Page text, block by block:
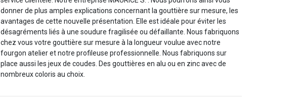
donner de plus amples explications concernant la gouttière sur mesure, les
avantages de cette nouvelle présentation. Elle est idéale pour éviter les
désagréments liés à une soudure fragilisée ou défaillante. Nous fabriquons
chez vous votre gouttière sur mesure à la longueur voulue avec notre
fourgon atelier et notre profileuse professionnelle. Nous fabriquons sur
place aussi les jeux de coudes. Des gouttières en alu ou en zinc avec de
nombreux coloris au choix.